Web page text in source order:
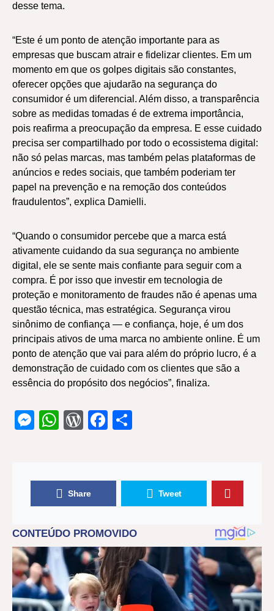
desse tema.
“Este é um ponto de atenção importante para as
empresas que buscam atrair e fidelizar clientes. Em um
momento em que os golpes digitais são constantes,
oferecer opções que ajudarão na segurança do
consumidor é um diferencial. Além disso, a transparência
sobre as medidas tomadas é de extrema importância,
pois reafirma a preocupação da empresa. E esse cuidado
precisa ser compartilhado por todo o ecossistema digital:
não só pelas marcas, mas também pelas plataformas de
anúncios e redes sociais, que também poderiam ter
papel na prevenção e na remoção dos conteúdos
fraudulentos”, explica Damielli.
“Quando o consumidor percebe que a marca está
ativamente cuidando da sua segurança no ambiente
digital, ele se sente mais confiante para seguir com a
compra. É por isso que investir em tecnologia de
proteção e monitoramento de fraudes não é apenas uma
questão técnica, mas estratégica. Segurança virou
sinônimo de confiança — e confiança, hoje, é um dos
principais ativos de uma marca no ambiente online. É um
ponto de atenção que vai para além do próprio lucro, é a
demonstração de cuidado com os clientes que são a
essência do propósito dos negócios”, finaliza.
Messenger
WhatsApp
WordPress
Facebook
Share Tweet